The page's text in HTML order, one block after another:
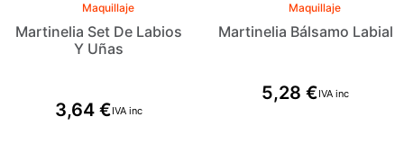
Maquillaje
Martinelia Set De Labios
Y Uñas
3,64 €IVA inc
Maquillaje
Martinelia Bálsamo Labial
5,28 €IVA inc